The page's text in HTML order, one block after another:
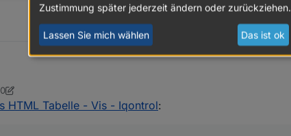
schauen:
HTML Tabelle - Vis - Iqontrol:
Zustimmung später jederzeit ändern oder zurückziehen.
Lassen Sie mich wählen Das ist ok